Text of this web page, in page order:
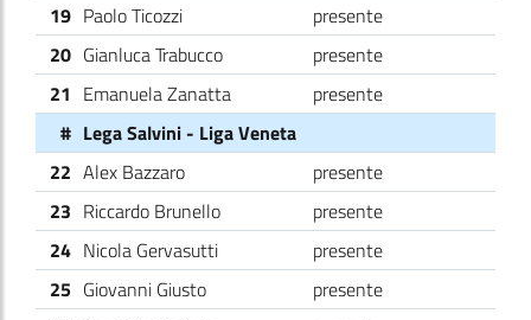
19 Paolo Ticozzi
presente
20 Gianluca Trabucco
presente
21 Emanuela Zanatta
presente
# Lega Salvini - Liga Veneta
22 Alex Bazzaro
presente
23 Riccardo Brunello
presente
24 Nicola Gervasutti
presente
25 Giovanni Giusto
presente